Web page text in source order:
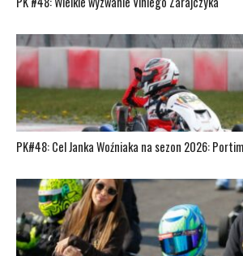
PK#48: Cel Janka Woźniaka na sezon 2026: